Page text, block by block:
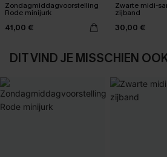
Zondagmiddagvoorstelling
Rode minijurk
41,00 €
Zwarte midi-
zijband
30,00 €
DIT VIND JE MISSCHIEN